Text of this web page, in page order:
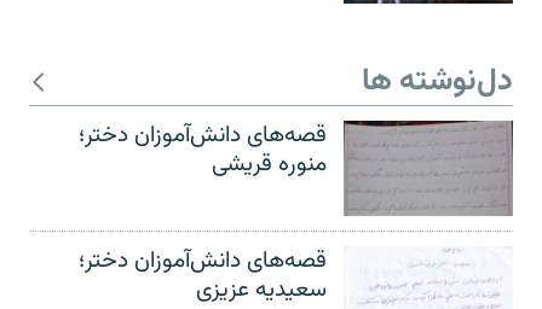
دل‌نوشته ها
قصه‌های دانش‌آموزان دختر؛
منوره قریشی
قصه‌های دانش‌آموزان دختر؛
سعیدیه عزیزی